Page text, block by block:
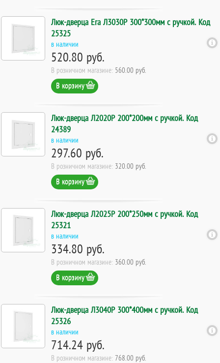
Люк-дверца Era Л3030Р 300*300мм с ручкой. Код
25325
в наличии
520.80 руб.
В розничном магазине: 560.00 руб.
В корзину
Люк-дверца Л2020Р 200*200мм с ручкой. Код
24389
в наличии
297.60 руб.
В розничном магазине: 320.00 руб.
В корзину
Люк-дверца Л2025Р 200*250мм с ручкой. Код
25321
в наличии
334.80 руб.
В розничном магазине: 360.00 руб.
В корзину
Люк-дверца Л3040Р 300*400мм с ручкой. Код
25326
в наличии
714.24 руб.
В розничном магазине: 768.00 руб.